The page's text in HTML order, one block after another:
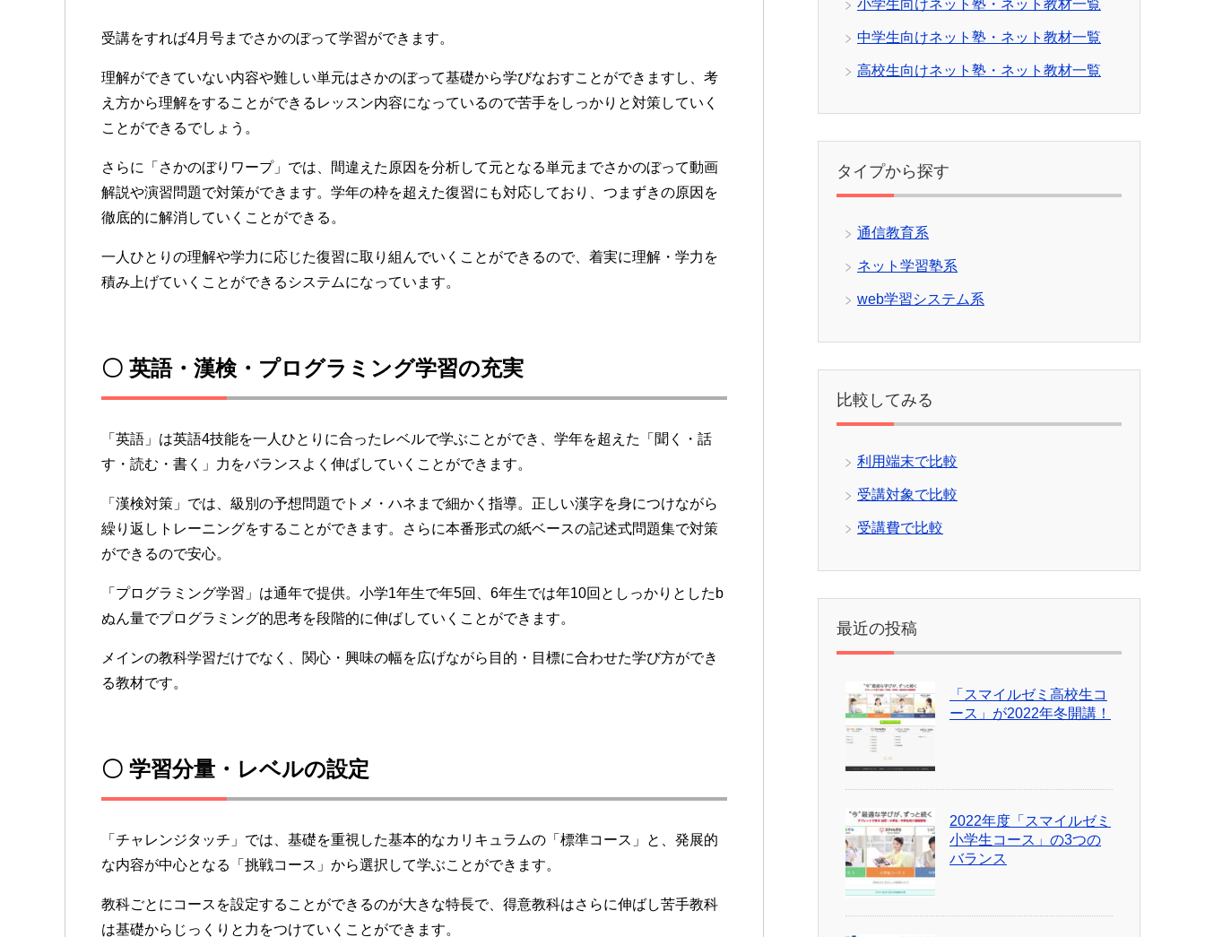
受講をすれば4月号までさかのぼって学習ができます。
理解ができていない内容や難しい単元はさかのぼって基礎から学びなおすことができますし、考
え方から理解をすることができるレッスン内容になっているので苦手をしっかりと対策していく
ことができるでしょう。
さらに「さかのぼりワープ」では、間違えた原因を分析して元となる単元までさかのぼって動画
解説や演習問題で対策ができます。学年の枠を超えた復習にも対応しており、つまずきの原因を
徹底的に解消していくことができる。
一人ひとりの理解や学力に応じた復習に取り組んでいくことができるので、着実に理解・学力を
積み上げていくことができるシステムになっています。
〇 英語・漢検・プログラミング学習の充実
「英語」は英語4技能を一人ひとりに合ったレベルで学ぶことができ、学年を超えた「聞く・話
す・読む・書く」力をバランスよく伸ばしていくことができます。
「漢検対策」では、級別の予想問題でトメ・ハネまで細かく指導。正しい漢字を身につけながら
繰り返しトレーニングをすることができます。さらに本番形式の紙ベースの記述式問題集で対策
ができるので安心。
「プログラミング学習」は通年で提供。小学1年生で年5回、6年生では年10回としっかりとしたb
ぬん量でプログラミング的思考を段階的に伸ばしていくことができます。
メインの教科学習だけでなく、関心・興味の幅を広げながら目的・目標に合わせた学び方ができ
る教材です。
〇 学習分量・レベルの設定
「チャレンジタッチ」では、基礎を重視した基本的なカリキュラムの「標準コース」と、発展的
な内容が中心となる「挑戦コース」から選択して学ぶことができます。
教科ごとにコースを設定することができるのが大きな特長で、得意教科はさらに伸ばし苦手教科
は基礎からじっくりと力をつけていくことができます。
小学生向けネット塾・ネット教材一覧
中学生向けネット塾・ネット教材一覧
高校生向けネット塾・ネット教材一覧
タイプから探す
通信教育系
ネット学習塾系
web学習システム系
比較してみる
利用端末で比較
受講対象で比較
受講費で比較
最近の投稿
「スマイルゼミ高校生コ
ース」が2022年冬開講！
2022年度「スマイルゼミ
小学生コース」の3つの
バランス